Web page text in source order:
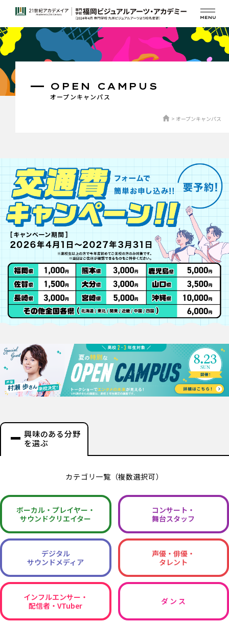
オープンキャンパス
OPEN CAMPUS
オープンキャンパス
興味のある分野
を選ぶ
カテゴリ一覧（複数選択可）
ボーカル・ プレイヤー・
サウンドクリエイター
コンサート・
舞台スタッフ
デジタル
サウンドメディア
声優・俳優・
タレント
インフルエンサー・
配信者・VTuber
ダ ン ス